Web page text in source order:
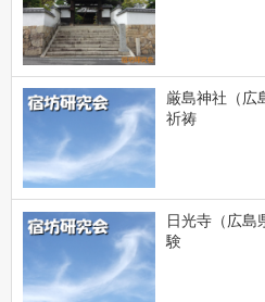
厳島神社（広
祈祷
日光寺（広島
験